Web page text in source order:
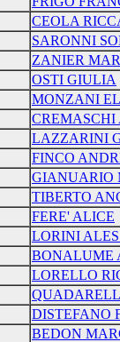
CEOLA
SARONNI
ZANIER
OSTI GIULIA
MONZANI
LAZZARINI
FINCO
GIANUARIO
TIBERTO
FERE' ALICE
LORINI
BONALUME
LORELLO
DISTEFANO
BEDON